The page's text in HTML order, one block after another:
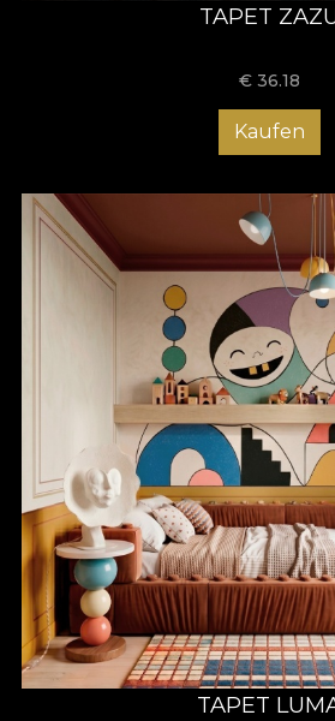
TAPET
€ 36.18
Kaufen
TAPET